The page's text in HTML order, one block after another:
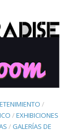
/
/EXHIBICIONES
/ GALERÍAS DE